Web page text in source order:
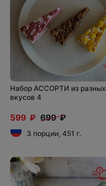
Набор АССОРТИ из разных
вкусов 4
599 ₽ 699 ₽
3 порции, 451 г.